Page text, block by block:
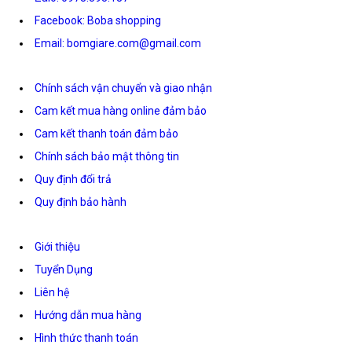
Facebook: Boba shopping
Email: bomgiare.com@gmail.com
Chính sách vận chuyển và giao nhận
Cam kết mua hàng online đảm bảo
Cam kết thanh toán đảm bảo
Chính sách bảo mật thông tin
Quy định đổi trả
Quy định bảo hành
Giới thiệu
Tuyển Dụng
Liên hệ
Hướng dẫn mua hàng
Hình thức thanh toán